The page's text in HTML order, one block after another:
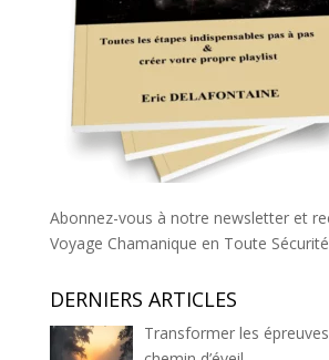
Abonnez-vous à notre newsletter et
Voyage Chamanique en Toute
DERNIERS ARTICLES
Transformer les